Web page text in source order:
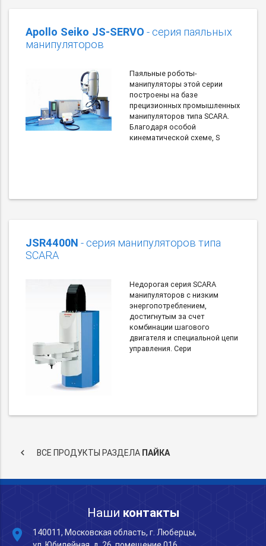
Apollo Seiko JS-SERVO - серия паяльных
манипуляторов
Паяльные роботы-
манипуляторы этой серии
построены на базе
прецизионных промышленных
манипуляторов типа SCARA.
Благодаря особой
кинематической схеме, S
JSR4400N - серия манипуляторов типа
SCARA
Недорогая серия SCARA
манипуляторов с низким
энергопотреблением,
достигнутым за счет
комбинации шагового
двигателя и специальной цепи
управления. Сери
keyboard_arrow_left ВСЕ ПРОДУКТЫ РАЗДЕЛА ПАЙКА
Наши контакты
place
140011, Московская область, г. Люберцы,